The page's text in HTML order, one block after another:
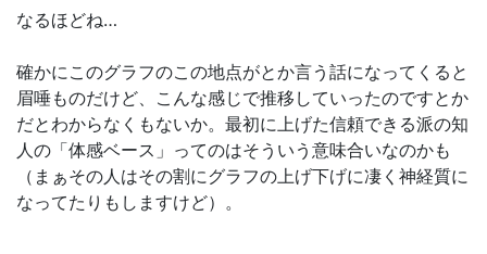
なるほどね…
確かにこのグラフのこの地点がとか言う話になってくると
眉唾ものだけど、こんな感じで推移していったのですとか
だとわからなくもないか。最初に上げた信頼できる派の知
人の「体感ベース」ってのはそういう意味合いなのかも
（まぁその人はその割にグラフの上げ下げに凄く神経質に
なってたりもしますけど）。